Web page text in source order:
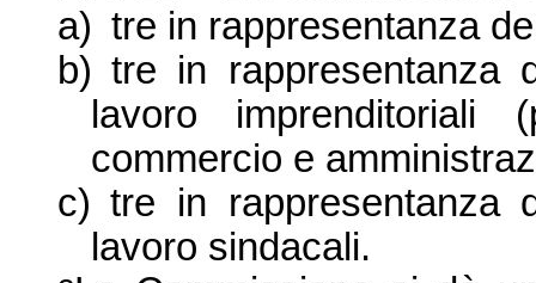
a) tre in rappresentanza
b) tre in rappresentanza
lavoro imprenditoriali
commercio e
c) tre in rappresentanza
lavoro sindacali.